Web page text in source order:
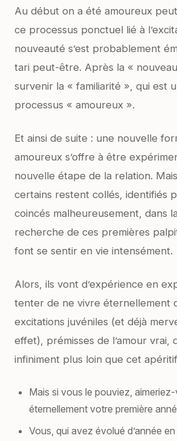
Au début on a été amoureux
ce processus ponctuel lié à
nouveauté s’est probablement
tari peut-être. Après la «
survenir la « familiarité », qui est
processus « amoureux ».
Et ainsi de suite : une nouvelle
amoureux s’offre à être
nouvelle étape de la relation.
certains restent collés, identifiés
coincés malheureusement, dans
recherche de ces premières
font se sentir en vie intensément.
Alors, ils vont d’expérience en
tenter de ne vivre éternellement
excitations juvéniles (et déjà
effet), prémisses de l’amour vrai,
infiniment plus loin que cet
Mais si vous le pouviez,
éternellement votre première
Vous, qui avez évolué d’année